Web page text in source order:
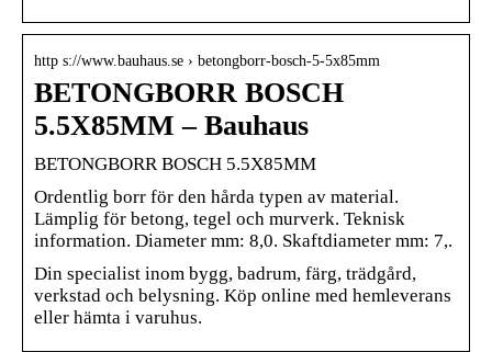
http s://www.bauhaus.se › betongborr-bosch-5-5x85mm
BETONGBORR BOSCH
5.5X85MM – Bauhaus
BETONGBORR BOSCH 5.5X85MM
Ordentlig borr för den hårda typen av material.
Lämplig för betong, tegel och murverk. Teknisk
information. Diameter mm: 8,0. Skaftdiameter mm: 7,.
Din specialist inom bygg, badrum, färg, trädgård,
verkstad och belysning. Köp online med hemleverans
eller hämta i varuhus.